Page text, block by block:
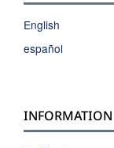
English
español
INFORMATION